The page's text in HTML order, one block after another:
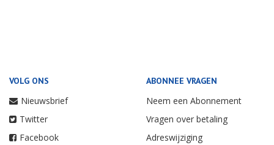
VOLG ONS
Nieuwsbrief
Twitter
Facebook
ABONNEE VRAGEN
Neem een Abonnement
Vragen over betaling
Adreswijziging